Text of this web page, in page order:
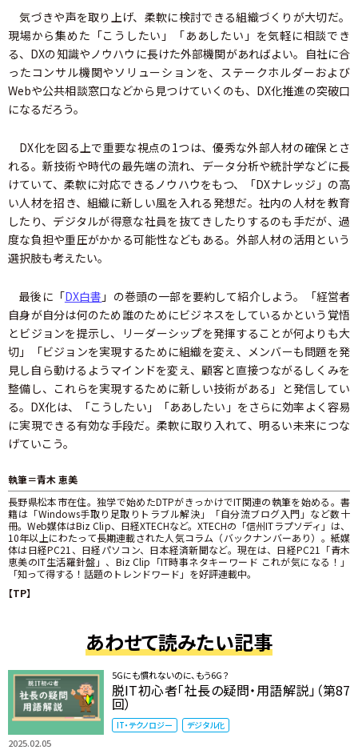
気づきや声を取り上げ、柔軟に検討できる組織づくりが大切だ。
現場から集めた「こうしたい」「ああしたい」を気軽に相談でき
る、DXの知識やノウハウに長けた外部機関があればよい。自社に合
ったコンサル機関やソリューションを、ステークホルダーおよび
Webや公共相談窓口などから見つけていくのも、DX化推進の突破口
になるだろう。
DX化を図る上で重要な視点の1つは、優秀な外部人材の確保とさ
れる。新技術や時代の最先端の流れ、データ分析や統計学などに長
けていて、柔軟に対応できるノウハウをもつ、「DXナレッジ」の高
い人材を招き、組織に新しい風を入れる発想だ。社内の人材を教育
したり、デジタルが得意な社員を抜てきしたりするのも手だが、過
度な負担や重圧がかかる可能性などもある。外部人材の活用という
選択肢も考えたい。
最後に「DX白書 」の巻頭の一部を要約して紹介しよう。「経営者
自身が自分は何のため誰のためにビジネスをしているかという覚悟
とビジョンを提示し、リーダーシップを発揮することが何よりも大
切」「ビジョンを実現するために組織を変え、メンバーも問題を発
見し自ら動けるようマインドを変え、顧客と直接つながるしくみを
整備し、これらを実現するために新しい技術がある」と発信してい
る。DX化は、「こうしたい」「ああしたい」をさらに効率よく容易
に実現できる有効な手段だ。柔軟に取り入れて、明るい未来につな
げていこう。
執筆＝青木 恵美
長野県松本市在住。独学で始めたDTPがきっかけでIT関連の執筆を始める。書
籍は「Windows手取り足取りトラブル解決」「自分流ブログ入門」など数十
冊。Web媒体はBiz Clip、日経XTECHなど。XTECHの「信州ITラプソディ」は、
10年以上にわたって長期連載された人気コラム（バックナンバーあり）。紙媒
体は日経PC21、日経パソコン、日本経済新聞など。現在は、日経PC21「青木
恵美のIT生活羅針盤」、Biz Clip「IT時事ネタキーワード これが気になる！」
「知って得する！話題のトレンドワード」を好評連載中。
【TP】
あわせて読みたい記事
2025.02.05
5Gにも慣れないのに、もう6G？
脱IT初心者「社長の疑問・用語解説」（第87
回）
IT・テクノロジー デジタル化